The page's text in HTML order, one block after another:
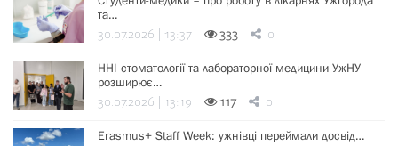
та…
30.07.2026 | 13:37 333 0
ННІ стоматології та лабораторної медицини УжНУ
розширює…
30.07.2026 | 13:19 117 0
Erasmus+ Staff Week: ужнівці переймали досвід…